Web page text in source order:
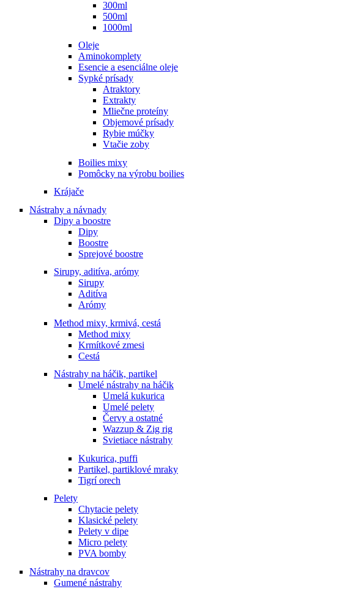
300ml
500ml
1000ml
Oleje
Aminokomplety
Esencie a esenciálne oleje
Sypké prísady
Atraktory
Extrakty
Mliečne proteíny
Objemové prísady
Rybie múčky
Vtačie zoby
Boilies mixy
Pomôcky na výrobu boilies
Krájače
Nástrahy a návnady
Dipy a boostre
Dipy
Boostre
Sprejové boostre
Sirupy, aditíva, arómy
Sirupy
Aditíva
Arómy
Method mixy, krmivá, cestá
Method mixy
Krmítkové zmesi
Cestá
Nástrahy na háčik, partikel
Umelé nástrahy na háčik
Umelá kukurica
Umelé pelety
Červy a ostatné
Wazzup & Zig rig
Svietiace nástrahy
Kukurica, puffi
Partikel, partiklové mraky
Tigrí orech
Pelety
Chytacie pelety
Klasické pelety
Pelety v dipe
Micro pelety
PVA bomby
Nástrahy na dravcov
Gumené nástrahy